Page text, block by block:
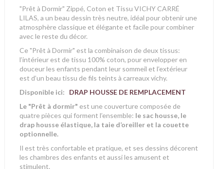
"Prêt à Dormir" Zippé, Coton et Tissu VICHY CARRÉ
LILAS, a un beau dessin très neutre, idéal pour obtenir une
atmosphère classique et élégante et facile pour combiner
avec le reste du décor.
Ce "Prêt à Dormir" est la combinaison de deux tissus:
l’intérieur est de tissu 100% coton, pour envelopper en
douceur les enfants pendant leur sommeil et l’extérieur
est d’un beau tissu de fils teints à carreaux vichy.
Disponible ici:
DRAP HOUSSE DE REMPLACEMENT
Le "Prêt à dormir" est une couverture composée de
quatre pièces qui forment l’ensemble: le sac housse, le
drap housse élastique, la taie d’oreiller et la couette
optionnelle.
Il est très confortable et pratique, et ses dessins décorent
les chambres des enfants et aussi les amusent et
stimulent.